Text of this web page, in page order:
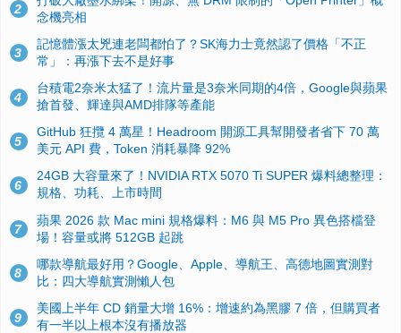
2
念機亮相
3
記憶體漲太兇連老闆都怕了？SK海力士竟然認了價格「不正
常」：再漲下去不是好事
4
台積電2奈米太猛了！流片量是3奈米同期的4倍，Google與蘋果
搶首發、輝達與AMD排隊等產能
5
GitHub 狂攬 4 萬星！Headroom 開源工具幫開發者省下 70 萬
美元 API 費，Token 消耗暴降 92%
6
24GB 大容量來了！NVIDIA RTX 5070 Ti SUPER 爆料總整理：
規格、功耗、上市時間
7
蘋果 2026 款 Mac mini 規格爆料：M6 與 M5 Pro 異色搭檔登
場！容量或將 512GB 起跳
8
哪款導航最好用？Google、Apple、導航王、高德地圖實測對
比：四大導航實測懶人包
9
美國上半年 CD 銷量大增 16%：增速約為黑膠 7 倍，但購買者
有一半以上根本沒有播放器